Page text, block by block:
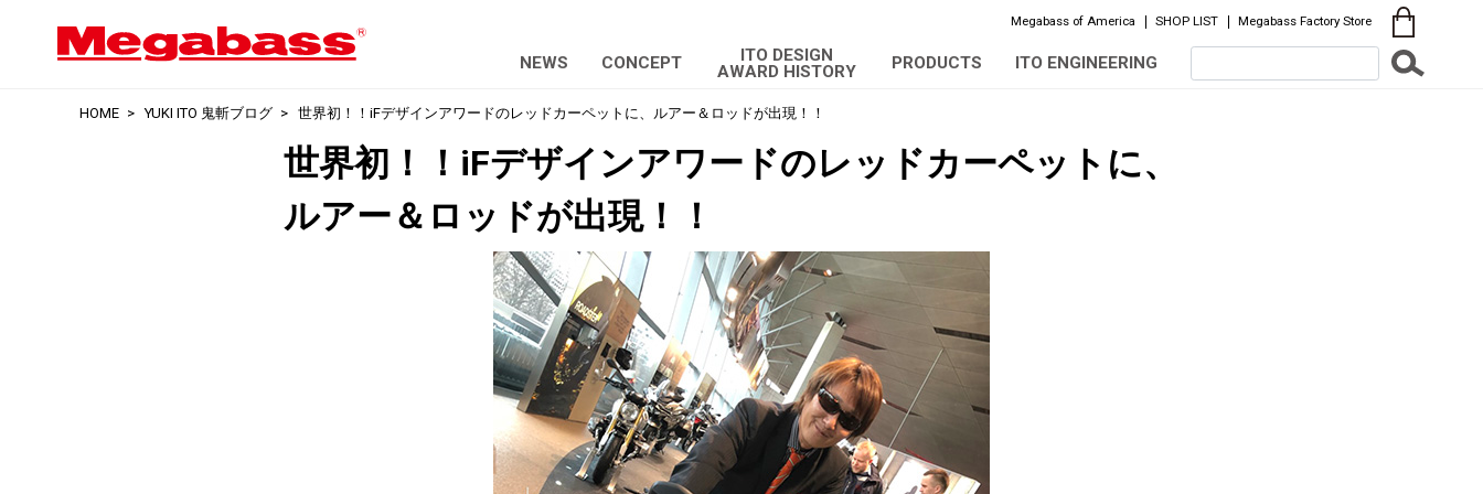
Megabass of America SHOP LIST Megabass Factory Store
NEWS CONCEPT
ITO DESIGN
AWARD HISTORY
PRODUCTS ITO ENGINEERING
HOME YUKI ITO 鬼斬ブログ 世界初！！iFデザインアワードのレッドカーペットに、ルアー＆ロッドが出現！！
世界初！！iFデザインアワードのレッドカーペットに、
ルアー＆ロッドが出現！！